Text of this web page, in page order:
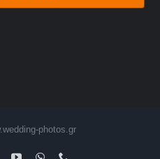
photos.gr
YouTubeWhatsApp